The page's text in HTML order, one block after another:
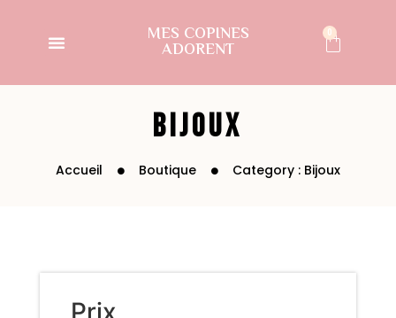
MES COPINES
ADORENT
0
Bijoux
Accueil Boutique Category : Bijoux
Prix